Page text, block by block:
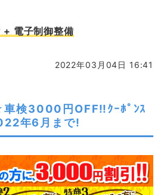
電子制御整備
2022年03月04日 16:41
検3000円OFF‼ｸｰﾎﾟﾝｽ
年6月まで!